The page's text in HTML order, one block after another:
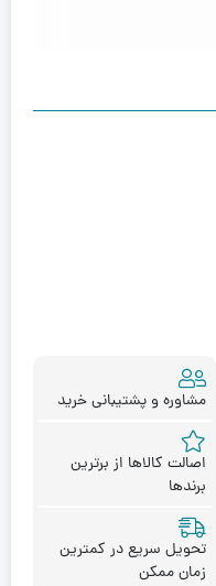
مشاوره و پشتیبانی خرید
اصالت کالاها از برترین
برندها
تحویل سریع در کمترین
زمان ممکن